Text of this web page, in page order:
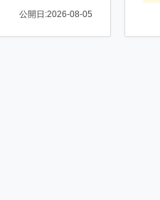
公開日:2026-08-05